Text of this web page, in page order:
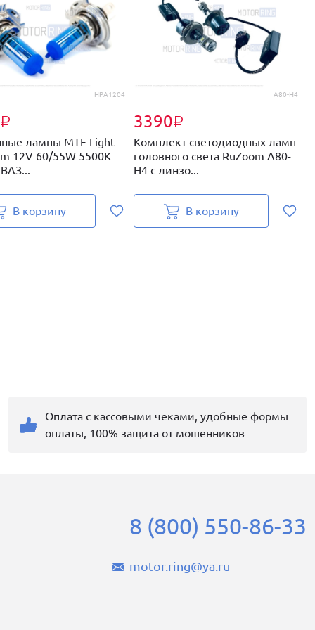
HPA1204
₽
лампы MTF Light
12V 60/55W 5500K
В корзину
A80-H4
3390₽
Комплект светодиодных ламп
головного света RuZoom A80-
H4 с линзо...
В корзину
Оплата с кассовыми чеками, удобные формы
оплаты, 100% защита от мошенников
8 (800) 550-86-33
motor.ring@ya.ru